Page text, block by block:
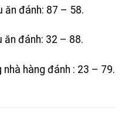
ăn đánh: 87 – 58.
ăn đánh: 32 – 88.
hàng đánh : 23 – 79.